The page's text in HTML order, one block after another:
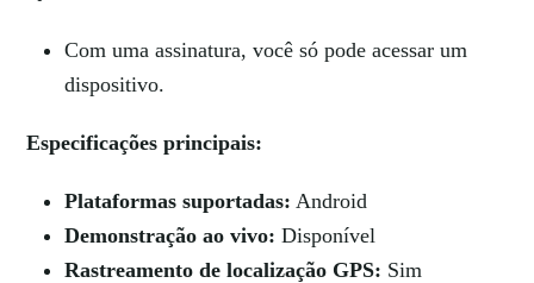
Com uma assinatura, você só pode acessar um
dispositivo.
Especificações principais:
Plataformas suportadas: Android
Demonstração ao vivo: Disponível
Rastreamento de localização GPS: Sim